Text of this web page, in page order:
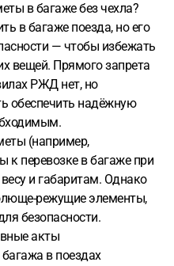
в багаже без чехла?
в багаже поезда, но его
— чтобы избежать
вещей. Прямого запрета
РЖД нет, но
обеспечить надёжную
(например,
к перевозке в багаже при
и габаритам. Однако
режущие элементы,
безопасности.
акты
в поездах